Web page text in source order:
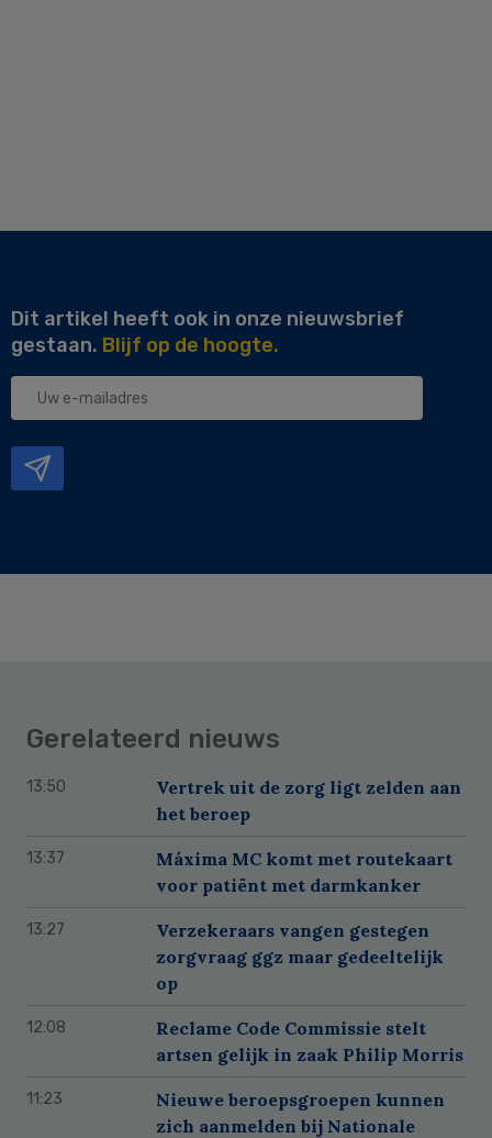
Dit artikel heeft ook in onze nieuwsbrief
gestaan. Blijf op de hoogte.
Uw
Gerelateerd nieuws
13:50
Vertrek uit de zorg ligt zelden aan
het beroep
13:37
Máxima MC komt met routekaart
voor patiënt met darmkanker
13:27
Verzekeraars vangen gestegen
zorgvraag ggz maar gedeeltelijk
op
12:08
Reclame Code Commissie stelt
artsen gelijk in zaak Philip Morris
11:23
Nieuwe beroepsgroepen kunnen
zich aanmelden bij Nationale